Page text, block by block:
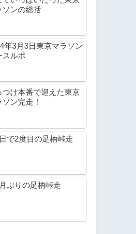
ソンの総括
年3月3日東京マラソン
スルポ
つけ本番で迎えた東京
ソン完走！
で2度目の足柄峠走
ぶりの足柄峠走